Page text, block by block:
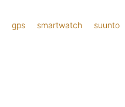
gps smartwatch suunto